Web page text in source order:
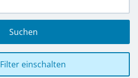
Suchen
Filter einschalten